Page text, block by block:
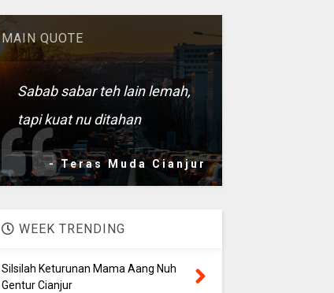
MAIN QUOTE
Sabab sabar teh lain lemah,
tapi kuat nu ditahan
- Teras Muda Cianjur
WEEK TRENDING
Silsilah Keturunan Mama Aang Nuh
Gentur Cianjur